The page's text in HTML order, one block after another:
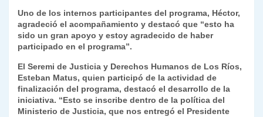
Uno de los internos participantes del programa, Héctor,
agradeció el acompañamiento y destacó que “esto ha
sido un gran apoyo y estoy agradecido de haber
participado en el programa”.
El Seremi de Justicia y Derechos Humanos de Los Ríos,
Esteban Matus, quien participó de la actividad de
finalización del programa, destacó el desarrollo de la
iniciativa. “Esto se inscribe dentro de la política del
Ministerio de Justicia, que nos entregó el Presidente